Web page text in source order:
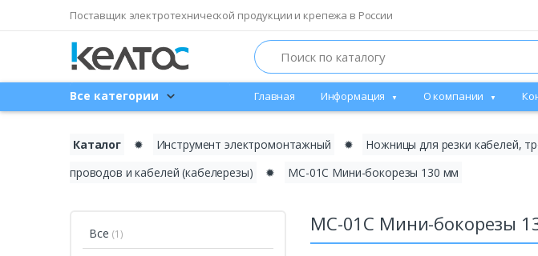
Поставщик электротехнической продукции и крепежа в России
Search
Все категории Главная Информация О компании
Каталог ✹ Инструмент электромонтажный ✹ Ножницы для резки кабелей,
проводов и кабелей (кабелерезы)
✹ МС-01C Мини-бокорезы 130 мм
Все (1) МС-01C Мини-бокорезы